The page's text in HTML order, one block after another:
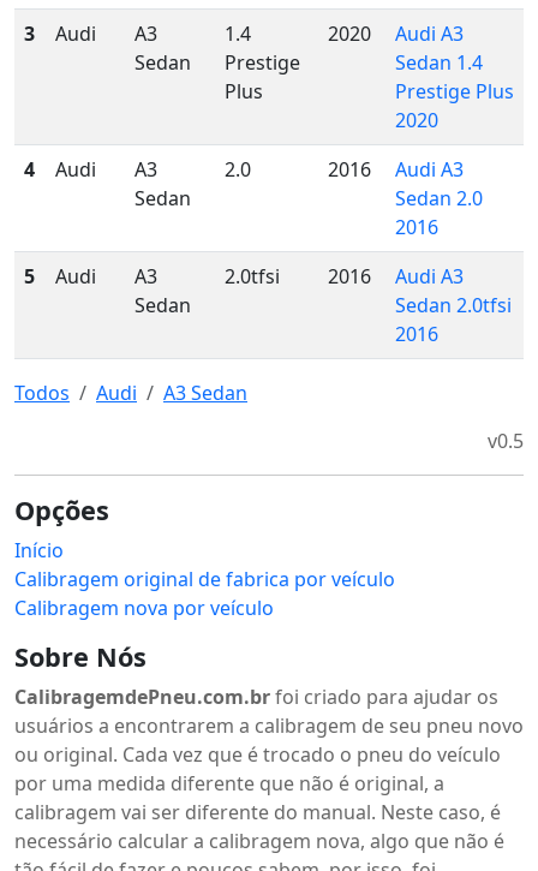
3
Audi
A3
Sedan
1.4
Prestige
Plus
2020
Audi A3
Sedan 1.4
Prestige Plus
2020
4
Audi
A3
Sedan
2.0 2016
Audi A3
Sedan 2.0
2016
5
Audi
A3
Sedan
2.0tfsi 2016
Audi A3
Sedan 2.0tfsi
2016
Todos Audi
A3 Sedan
v0.5
Opções
Início
Calibragem original de fabrica por veículo
Calibragem nova por veículo
Sobre Nós
CalibragemdePneu.com.brfoi criado para ajudar os
usuários a encontrarem a calibragem de seu pneu novo
ou original. Cada vez que é trocado o pneu do veículo
por uma medida diferente que não é original, a
calibragem vai ser diferente do manual. Neste caso, é
necessário calcular a calibragem nova, algo que não é